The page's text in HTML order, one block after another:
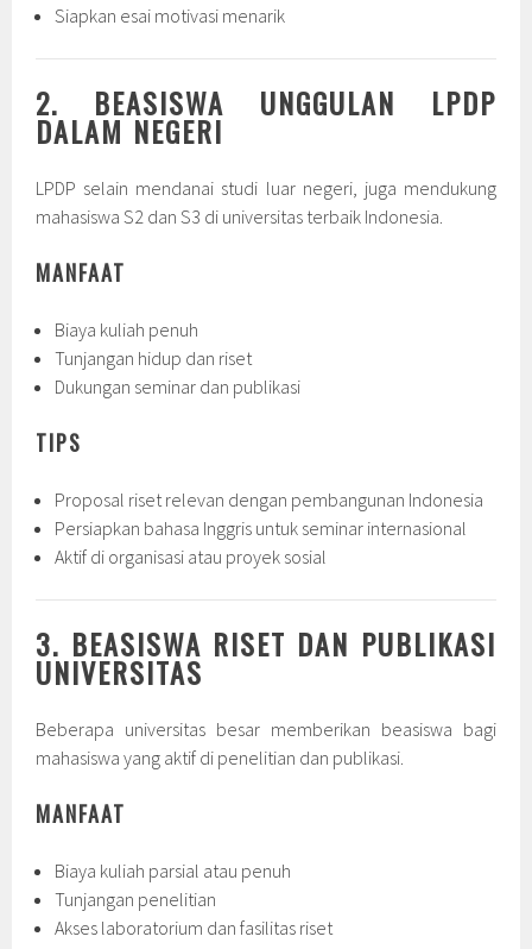
Siapkan esai motivasi menarik
2. BEASISWA UNGGULAN LPDP
DALAM NEGERI
LPDP selain mendanai studi luar negeri, juga mendukung
mahasiswa S2 dan S3 di universitas terbaik Indonesia.
MANFAAT
Biaya kuliah penuh
Tunjangan hidup dan riset
Dukungan seminar dan publikasi
TIPS
Proposal riset relevan dengan pembangunan Indonesia
Persiapkan bahasa Inggris untuk seminar internasional
Aktif di organisasi atau proyek sosial
3. BEASISWA RISET DAN PUBLIKASI
UNIVERSITAS
Beberapa universitas besar memberikan beasiswa bagi
mahasiswa yang aktif di penelitian dan publikasi.
MANFAAT
Biaya kuliah parsial atau penuh
Tunjangan penelitian
Akses laboratorium dan fasilitas riset